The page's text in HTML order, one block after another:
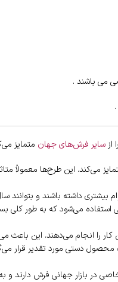
سایر فرش‌های جهان متمایز
می‌کند. این طرح‌ها معمولاً
بیشتری داشته باشند و بتوانند
می‌شود که به طور کلی
کار را انجام می‌دهند. این
دستی مورد تقدیر قرار
در بازار جهانی فرش دارند و